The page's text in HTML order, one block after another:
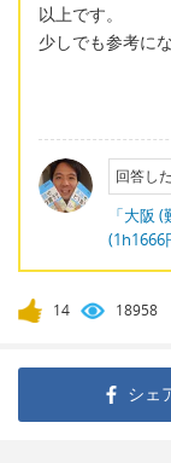
以上です。
少しでも参考に
回答し
「大阪
(1h1666
14 18958
シェ